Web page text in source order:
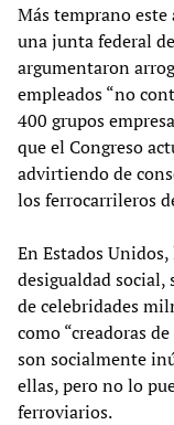
Más temprano
una junta federal
argumentaron
empleados “no
400 grupos
que el Congreso
advirtiendo de
los ferrocarrileros
En Estados
desigualdad
de celebridades
como “creadoras
son socialmente
ellas, pero no lo
ferroviarios.